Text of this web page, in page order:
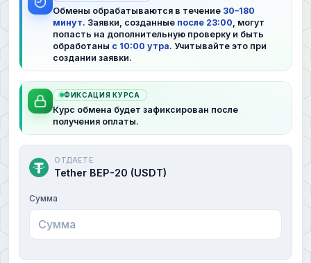
Обмены обрабатываются в течение 30–180
минут. Заявки, созданные после 23:00 , могут
попасть на дополнительную проверку и быть
обработаны с 10:00 утра. Учитывайте это при
создании заявки.
ФИКСАЦИЯ КУРСА
Курс обмена будет зафиксирован после
получения оплаты.
ОТДАЕТЕ
Tether BEP-20 (USDT)
Сумма